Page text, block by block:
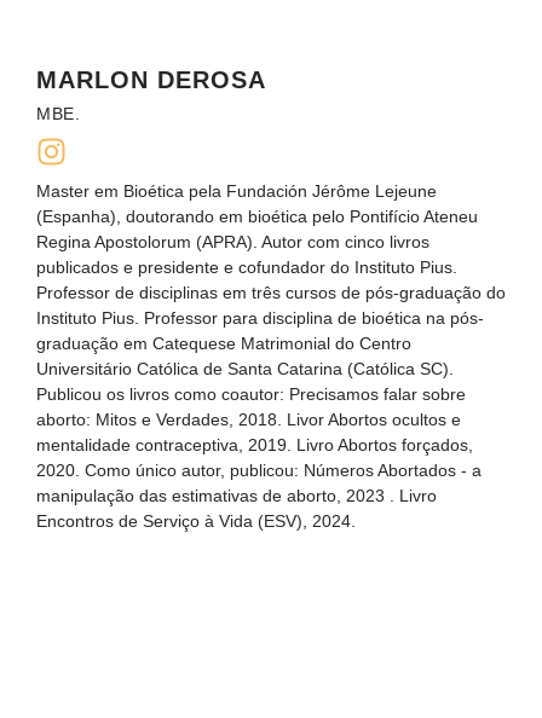
MARLON DEROSA
MBE.
Master em Bioética pela Fundación Jérôme Lejeune
(Espanha), doutorando em bioética pelo Pontifício Ateneu
Regina Apostolorum (APRA). Autor com cinco livros
publicados e presidente e cofundador do Instituto Pius.
Professor de disciplinas em três cursos de pós-graduação do
Instituto Pius. Professor para disciplina de bioética na pós-
graduação em Catequese Matrimonial do Centro
Universitário Católica de Santa Catarina (Católica SC).
Publicou os livros como coautor: Precisamos falar sobre
aborto: Mitos e Verdades, 2018. Livor Abortos ocultos e
mentalidade contraceptiva, 2019. Livro Abortos forçados,
2020. Como único autor, publicou: Números Abortados - a
manipulação das estimativas de aborto, 2023 . Livro
Encontros de Serviço à Vida (ESV), 2024.